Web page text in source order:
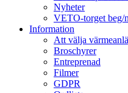
Nyheter
VETO-torget beg/
Information
Att välja
Broschyrer
Entreprenad
Filmer
GDPR